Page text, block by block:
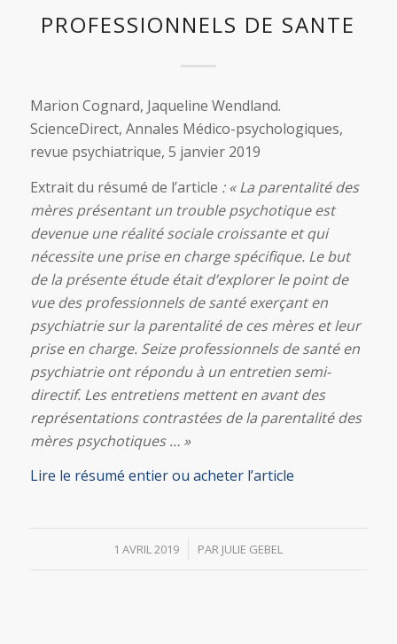
PROFESSIONNELS DE SANTE
Marion Cognard, Jaqueline Wendland.
ScienceDirect, Annales Médico-psychologiques,
revue psychiatrique, 5 janvier 2019
Extrait du résumé de l’article : « La parentalité des
mères présentant un trouble psychotique est
devenue une réalité sociale croissante et qui
nécessite une prise en charge spécifique. Le but
de la présente étude était d’explorer le point de
vue des professionnels de santé exerçant en
psychiatrie sur la parentalité de ces mères et leur
prise en charge. Seize professionnels de santé en
psychiatrie ont répondu à un entretien semi-
directif. Les entretiens mettent en avant des
représentations contrastées de la parentalité des
mères psychotiques … »
Lire le résumé entier ou acheter l’article
1 AVRIL 2019
/ PAR JULIE GEBEL